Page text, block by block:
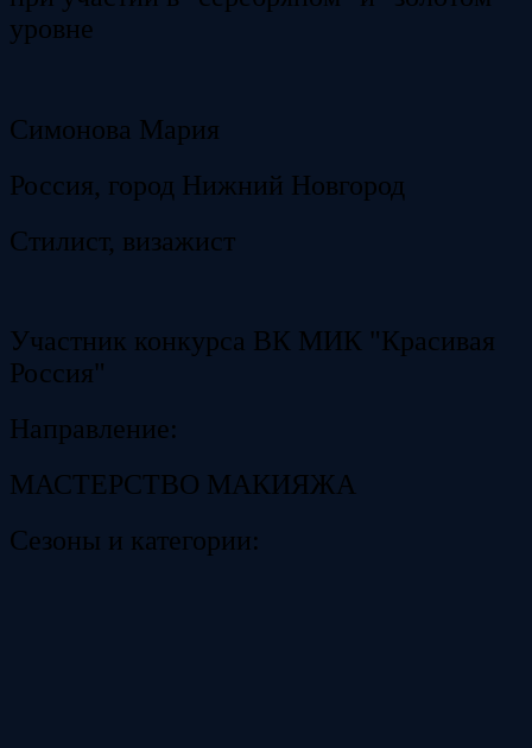
уровне
Симонова Мария
Россия, город Нижний Новгород
Стилист, визажист
Участник конкурса ВК МИК "Красивая
Россия"
Направление:
МАСТЕРСТВО МАКИЯЖА
Сезоны и категории: